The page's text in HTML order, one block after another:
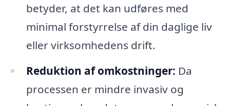
betyder, at det kan udføres med
minimal forstyrrelse af din daglige liv
eller virksomhedens drift.
Reduktion af omkostninger: Da
processen er mindre invasiv og